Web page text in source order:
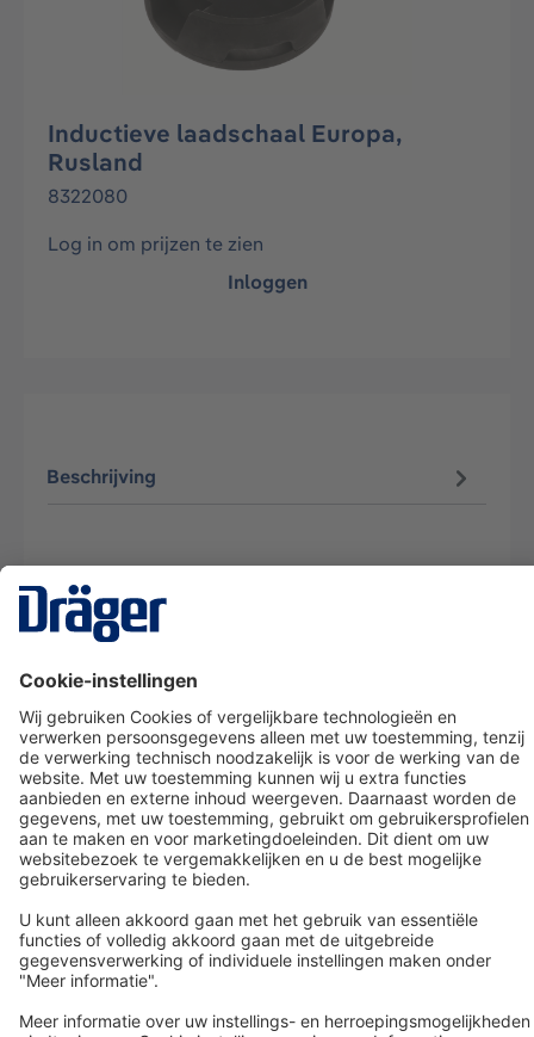
Inductieve laadschaal Europa,
Rusland
8322080
Log in om prijzen te zien
Inloggen
Beschrijving
Dräger klantenservice
Over Dräger
Bestellen in onze webshop
Community